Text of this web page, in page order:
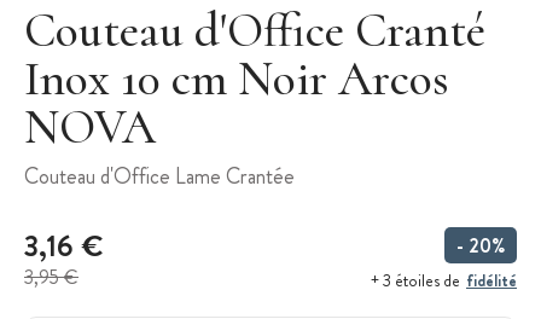
Couteau d'Office Cranté
Inox 10 cm Noir Arcos
NOVA
Couteau d'Office Lame Crantée
3,16 €
3,95 €
- 20%
+ 3 étoiles de fidélité